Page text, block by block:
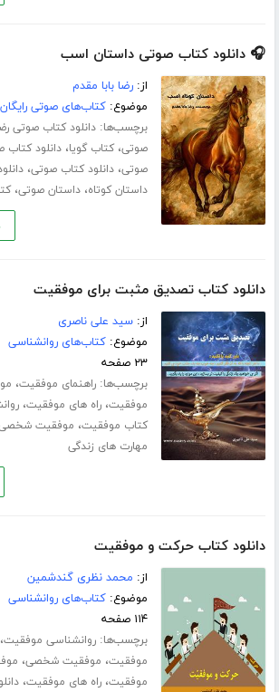
🎧 دانلود کتاب صوتی داستان اسب
از:رضا بابا مقدم
موضوع:کتاب‌های صوتی
برچسب‌ها:دانلود کتاب صوتی
صوتی،کتاب گویا،دانلود
صوتی،دانلود کتاب صوتی،
داستان کوتاه،داستان صوتی،
دانلود کتاب تصدیق مثبت برای موفقیت
از:سید علی ناصری
موضوع:کتاب‌های روانشناسی
۲۳ صفحه
برچسب‌ها:راهنمای موفقیت،
موفقیت،راه های موفقیت،
کتاب موفقیت، موفقیت
مهارت های زندگی
دانلود کتاب حرکت و موفقیت
از: محمد نظری گندشمین
موضوع:کتاب‌های روانشناسی
۱۱۴ صفحه
برچسب‌ها:روانشناسی موفقیت،
موفقیت، موفقیت شخصی،
موفقیت،راه های موفقیت،